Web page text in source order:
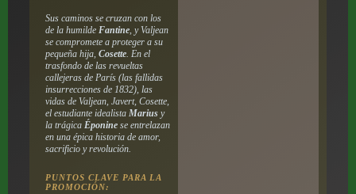
Sus caminos se cruzan con los
de la humilde Fantine, y Valjean
se compromete a proteger a su
pequeña hija, Cosette. En el
trasfondo de las revueltas
callejeras de París (las fallidas
insurrecciones de 1832), las
vidas de Valjean, Javert, Cosette,
el estudiante idealista Mariusy
la trágica Époninese entrelazan
en una épica historia de amor,
sacrificio y revolución.
PUNTOS CLAVE PARA LA
PROMOCIÓN: